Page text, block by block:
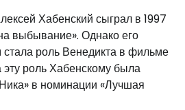
Хабенский сыграл в 1997
выбывание». Однако его
роль Венедикта в фильме
роль Хабенскому была
в номинации «Лучшая